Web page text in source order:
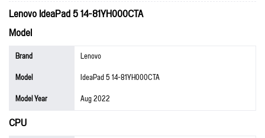
Lenovo IdeaPad 5 14-81YH000CTA
Model
Brand
Lenovo
Model
IdeaPad 5 14-81YH000CTA
Model Year
Aug 2022
CPU